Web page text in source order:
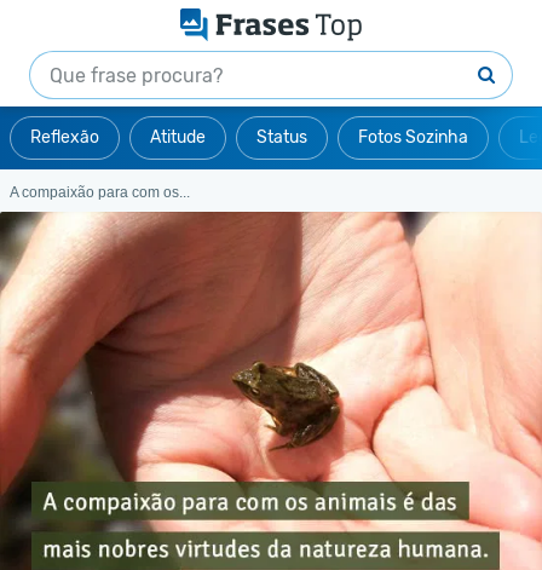
Reflexão Atitude Status Fotos Sozinha
A compaixão para com os...